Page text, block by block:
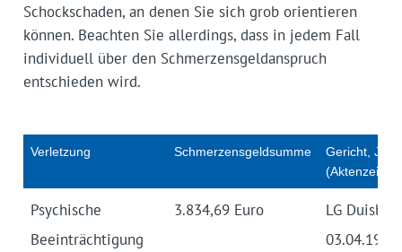
Schockschaden, an denen Sie sich grob orientieren
können. Beachten Sie allerdings, dass in jedem Fall
individuell über den Schmerzensgeldanspruch
entschieden wird.
Verletzung Schmerzensgeldsumme
Gericht, Jahr
Psychische
Beeinträchtigung
3.834,69 Euro
LG
03.04.1987